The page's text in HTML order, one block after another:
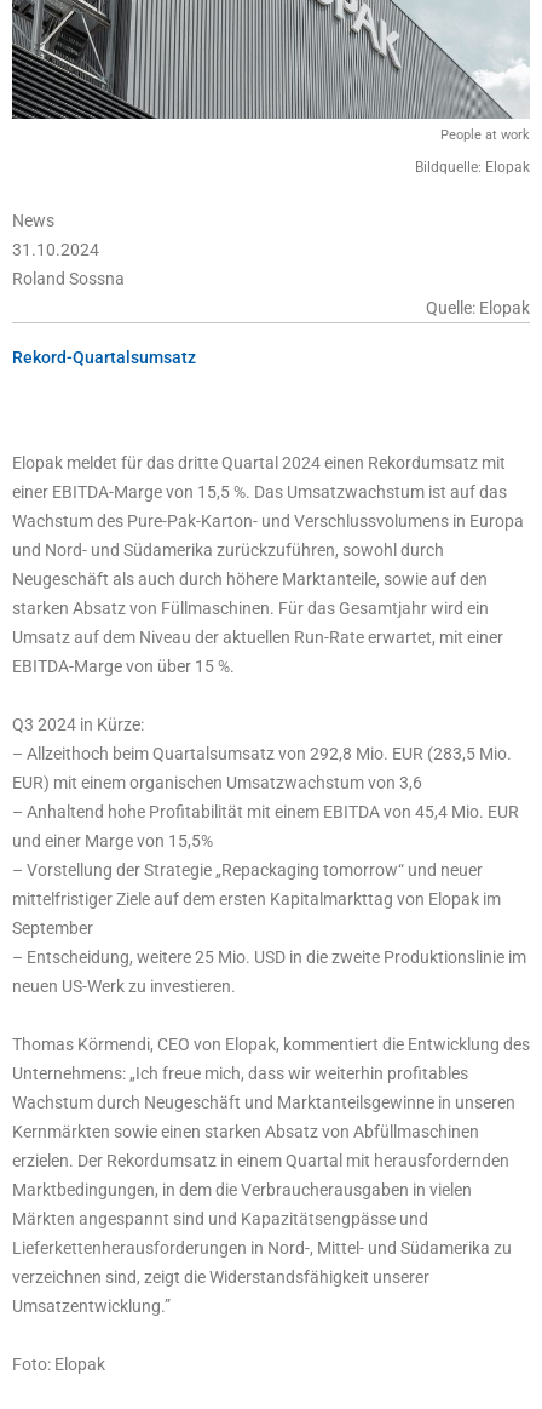
People at work
Bildquelle: Elopak
News
31.10.2024
Roland Sossna
Quelle: Elopak
Rekord-Quartalsumsatz
Elopak meldet für das dritte Quartal 2024 einen Rekordumsatz mit
einer EBITDA-Marge von 15,5 %. Das Umsatzwachstum ist auf das
Wachstum des Pure-Pak-Karton- und Verschlussvolumens in Europa
und Nord- und Südamerika zurückzuführen, sowohl durch
Neugeschäft als auch durch höhere Marktanteile, sowie auf den
starken Absatz von Füllmaschinen. Für das Gesamtjahr wird ein
Umsatz auf dem Niveau der aktuellen Run-Rate erwartet, mit einer
EBITDA-Marge von über 15 %.
Q3 2024 in Kürze:
– Allzeithoch beim Quartalsumsatz von 292,8 Mio. EUR (283,5 Mio.
EUR) mit einem organischen Umsatzwachstum von 3,6
– Anhaltend hohe Profitabilität mit einem EBITDA von 45,4 Mio. EUR
und einer Marge von 15,5%
– Vorstellung der Strategie „Repackaging tomorrow“ und neuer
mittelfristiger Ziele auf dem ersten Kapitalmarkttag von Elopak im
September
– Entscheidung, weitere 25 Mio. USD in die zweite Produktionslinie im
neuen US-Werk zu investieren.
Thomas Körmendi, CEO von Elopak, kommentiert die Entwicklung des
Unternehmens: „Ich freue mich, dass wir weiterhin profitables
Wachstum durch Neugeschäft und Marktanteilsgewinne in unseren
Kernmärkten sowie einen starken Absatz von Abfüllmaschinen
erzielen. Der Rekordumsatz in einem Quartal mit herausfordernden
Marktbedingungen, in dem die Verbraucherausgaben in vielen
Märkten angespannt sind und Kapazitätsengpässe und
Lieferkettenherausforderungen in Nord-, Mittel- und Südamerika zu
verzeichnen sind, zeigt die Widerstandsfähigkeit unserer
Umsatzentwicklung.”
Foto: Elopak